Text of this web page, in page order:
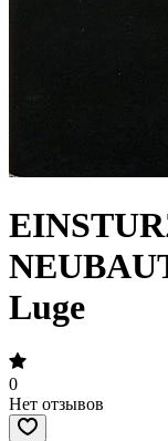
Luge
0
Нет отзывов